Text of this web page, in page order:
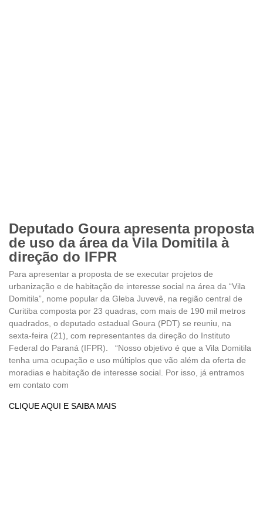
Deputado Goura apresenta proposta
de uso da área da Vila Domitila à
direção do IFPR
Para apresentar a proposta de se executar projetos de
urbanização e de habitação de interesse social na área da “Vila
Domitila”, nome popular da Gleba Juvevê, na região central de
Curitiba composta por 23 quadras, com mais de 190 mil metros
quadrados, o deputado estadual Goura (PDT) se reuniu, na
sexta-feira (21), com representantes da direção do Instituto
Federal do Paraná (IFPR). “Nosso objetivo é que a Vila Domitila
tenha uma ocupação e uso múltiplos que vão além da oferta de
moradias e habitação de interesse social. Por isso, já entramos
em contato com
CLIQUE AQUI E SAIBA MAIS